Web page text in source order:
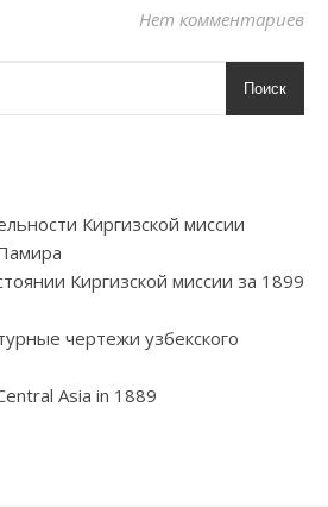
Нет комментариев
Поиск
Киргизской миссии
Киргизской миссии за 1899
чертежи узбекского
Asia in 1889